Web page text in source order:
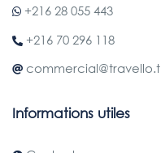
+216 28 055 443
+216 70 296 118
Informations utiles